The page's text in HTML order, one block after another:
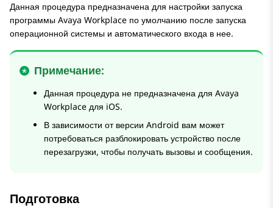
Данная процедура предназначена для настройки запуска
программы Avaya Workplace по умолчанию после запуска
операционной системы и автоматического входа в нее.
Примечание:
Данная процедура не предназначена для Avaya
Workplace для iOS.
В зависимости от версии Android вам может
потребоваться разблокировать устройство после
перезагрузки, чтобы получать вызовы и сообщения.
Подготовка